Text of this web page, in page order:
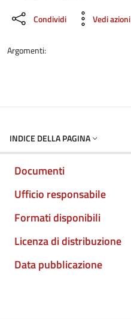
Condividi Vedi azioni
Argomenti:
INDICE DELLA PAGINA
Documenti
Ufficio responsabile
Formati disponibili
Licenza di distribuzione
Data pubblicazione